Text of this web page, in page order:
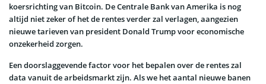
koersrichting van Bitcoin. De Centrale Bank van Amerika is nog
altijd niet zeker of het de rentes verder zal verlagen, aangezien
nieuwe tarieven van president Donald Trump voor economische
onzekerheid zorgen.
Een doorslaggevende factor voor het bepalen over de rentes zal
data vanuit de arbeidsmarkt zijn. Als we het aantal nieuwe banen